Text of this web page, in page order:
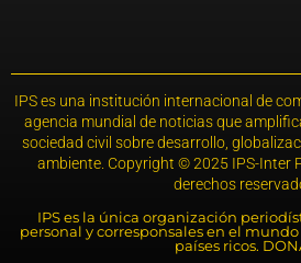
IPS es una institución internacional de
agencia mundial de noticias que
sociedad civil sobre desarrollo,
ambiente. Copyright © 2025 IPS-Inter
derechos
IPS es la única organización
personal y corresponsales en el
países ricos.